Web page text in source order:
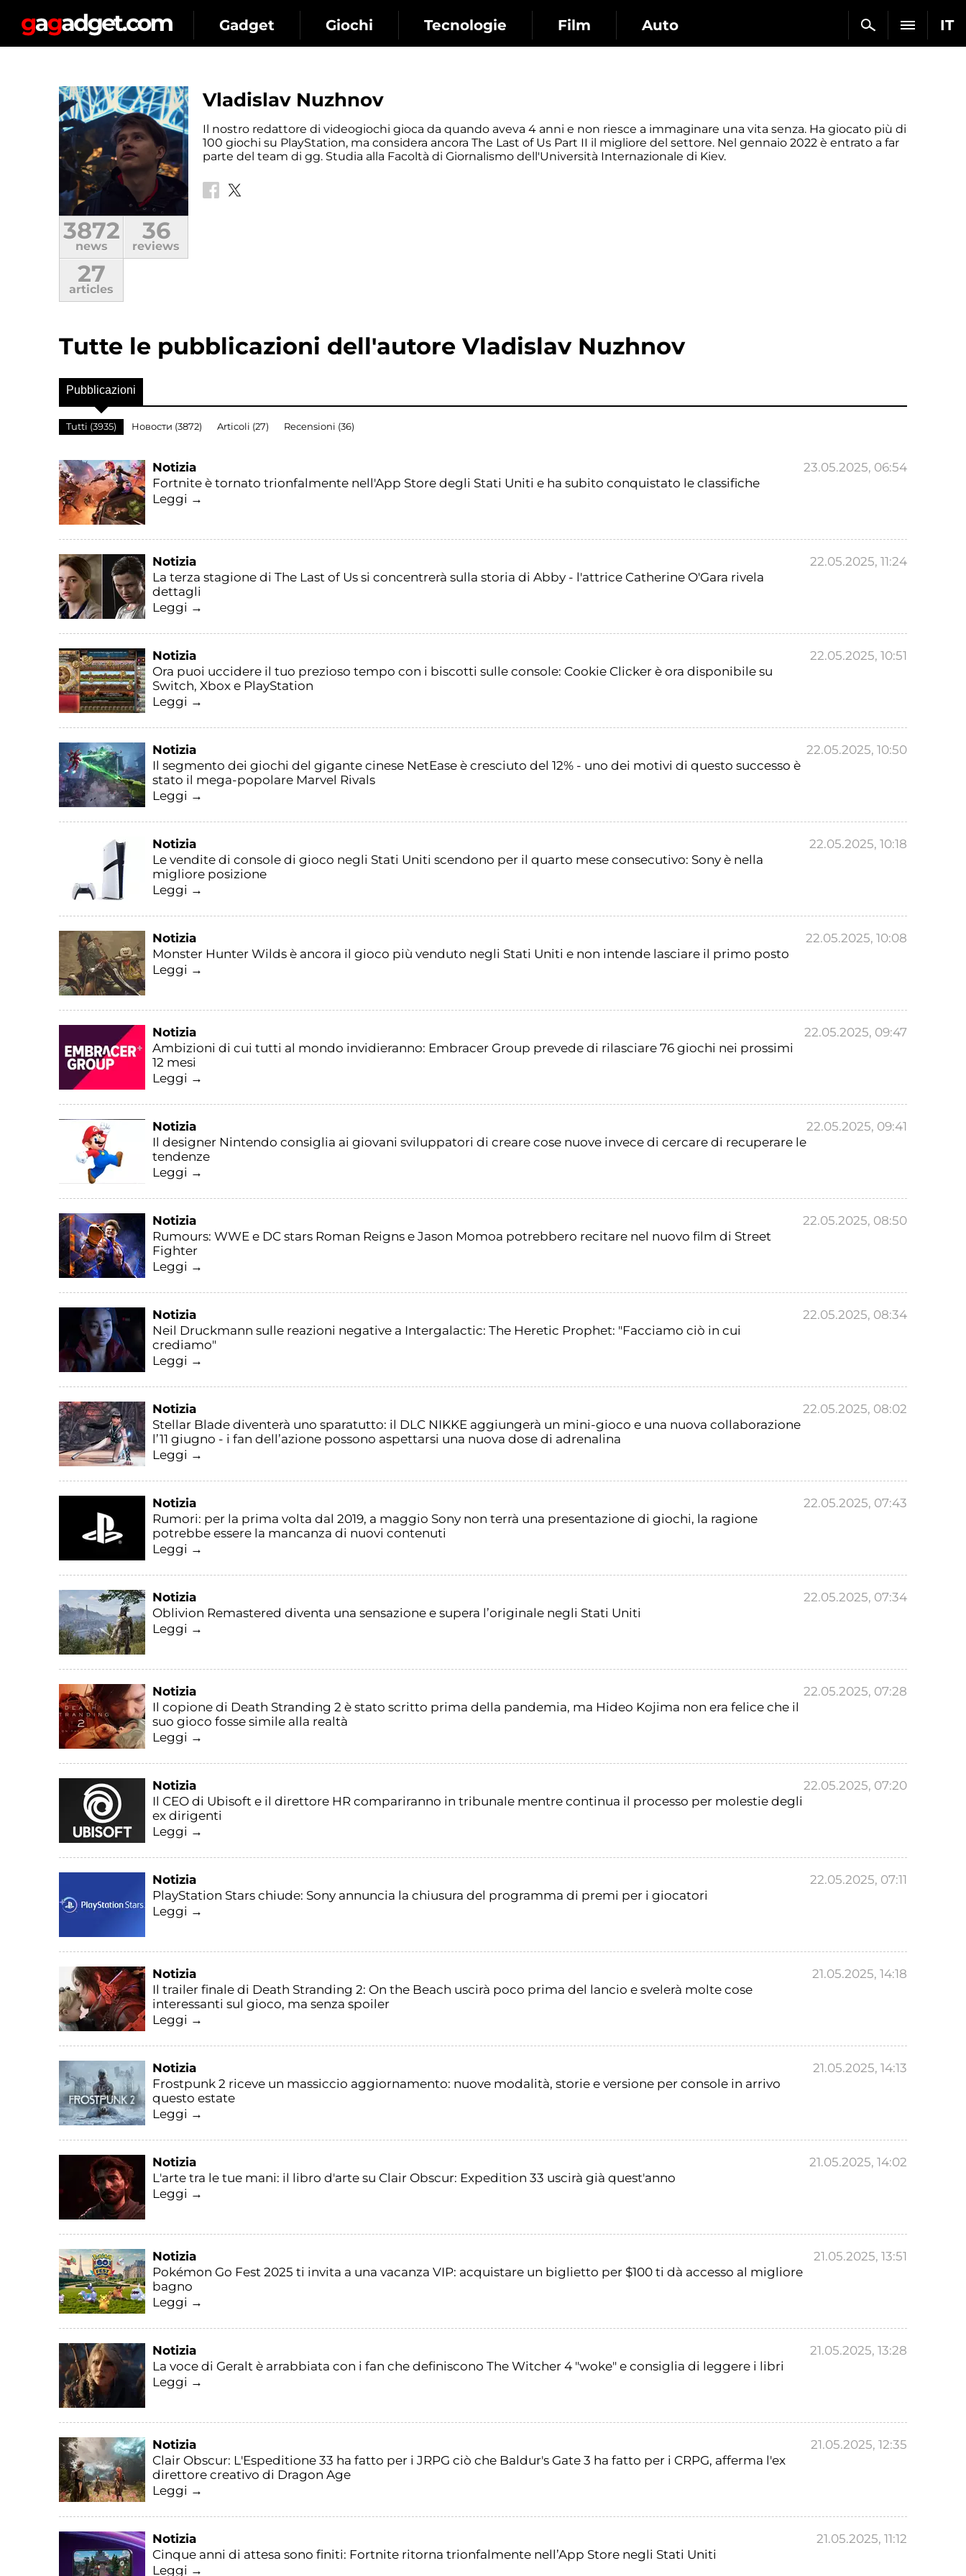
IT
Gadget Giochi Tecnologie Film Auto
Vladislav Nuzhnov
Il nostro redattore di videogiochi gioca da quando aveva 4 anni e non riesce a immaginare una vita senza. Ha giocato più di
100 giochi su PlayStation, ma considera ancora The Last of Us Part II il migliore del settore. Nel gennaio 2022 è entrato a far
parte del team di gg. Studia alla Facoltà di Giornalismo dell'Università Internazionale di Kiev.
3872
news
36
reviews
27
articles
Tutte le pubblicazioni dell'autore Vladislav Nuzhnov
Pubblicazioni
Tutti (3935) Новости (3872) Articoli (27) Recensioni (36)
23.05.2025, 06:54
Notizia
Fortnite è tornato trionfalmente nell'App Store degli Stati Uniti e ha subito conquistato le classifiche
Leggi →
22.05.2025, 11:24
Notizia
La terza stagione di The Last of Us si concentrerà sulla storia di Abby - l'attrice Catherine O'Gara rivela
dettagli
Leggi →
22.05.2025, 10:51
Notizia
Ora puoi uccidere il tuo prezioso tempo con i biscotti sulle console: Cookie Clicker è ora disponibile su
Switch, Xbox e PlayStation
Leggi →
22.05.2025, 10:50
Notizia
Il segmento dei giochi del gigante cinese NetEase è cresciuto del 12% - uno dei motivi di questo successo è
stato il mega-popolare Marvel Rivals
Leggi →
22.05.2025, 10:18
Notizia
Le vendite di console di gioco negli Stati Uniti scendono per il quarto mese consecutivo: Sony è nella
migliore posizione
Leggi →
22.05.2025, 10:08
Notizia
Monster Hunter Wilds è ancora il gioco più venduto negli Stati Uniti e non intende lasciare il primo posto
Leggi →
22.05.2025, 09:47
Notizia
Ambizioni di cui tutti al mondo invidieranno: Embracer Group prevede di rilasciare 76 giochi nei prossimi
12 mesi
Leggi →
22.05.2025, 09:41
Notizia
Il designer Nintendo consiglia ai giovani sviluppatori di creare cose nuove invece di cercare di recuperare le
tendenze
Leggi →
22.05.2025, 08:50
Notizia
Rumours: WWE e DC stars Roman Reigns e Jason Momoa potrebbero recitare nel nuovo film di Street
Fighter
Leggi →
22.05.2025, 08:34
Notizia
Neil Druckmann sulle reazioni negative a Intergalactic: The Heretic Prophet: "Facciamo ciò in cui
crediamo"
Leggi →
22.05.2025, 08:02
Notizia
Stellar Blade diventerà uno sparatutto: il DLC NIKKE aggiungerà un mini-gioco e una nuova collaborazione
l’11 giugno - i fan dell’azione possono aspettarsi una nuova dose di adrenalina
Leggi →
22.05.2025, 07:43
Notizia
Rumori: per la prima volta dal 2019, a maggio Sony non terrà una presentazione di giochi, la ragione
potrebbe essere la mancanza di nuovi contenuti
Leggi →
22.05.2025, 07:34
Notizia
Oblivion Remastered diventa una sensazione e supera l’originale negli Stati Uniti
Leggi →
22.05.2025, 07:28
Notizia
Il copione di Death Stranding 2 è stato scritto prima della pandemia, ma Hideo Kojima non era felice che il
suo gioco fosse simile alla realtà
Leggi →
22.05.2025, 07:20
Notizia
Il CEO di Ubisoft e il direttore HR compariranno in tribunale mentre continua il processo per molestie degli
ex dirigenti
Leggi →
22.05.2025, 07:11
Notizia
PlayStation Stars chiude: Sony annuncia la chiusura del programma di premi per i giocatori
Leggi →
21.05.2025, 14:18
Notizia
Il trailer finale di Death Stranding 2: On the Beach uscirà poco prima del lancio e svelerà molte cose
interessanti sul gioco, ma senza spoiler
Leggi →
21.05.2025, 14:13
Notizia
Frostpunk 2 riceve un massiccio aggiornamento: nuove modalità, storie e versione per console in arrivo
questo estate
Leggi →
21.05.2025, 14:02
Notizia
L'arte tra le tue mani: il libro d'arte su Clair Obscur: Expedition 33 uscirà già quest'anno
Leggi →
21.05.2025, 13:51
Notizia
Pokémon Go Fest 2025 ti invita a una vacanza VIP: acquistare un biglietto per $100 ti dà accesso al migliore
bagno
Leggi →
21.05.2025, 13:28
Notizia
La voce di Geralt è arrabbiata con i fan che definiscono The Witcher 4 "woke" e consiglia di leggere i libri
Leggi →
21.05.2025, 12:35
Notizia
Clair Obscur: L'Espeditione 33 ha fatto per i JRPG ciò che Baldur's Gate 3 ha fatto per i CRPG, afferma l'ex
direttore creativo di Dragon Age
Leggi →
21.05.2025, 11:12
Notizia
Cinque anni di attesa sono finiti: Fortnite ritorna trionfalmente nell’App Store negli Stati Uniti
Leggi →